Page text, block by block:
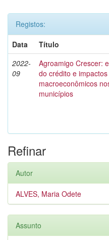
Registos:
Data
Título
2022-
09
Agroamigo Crescer:
do crédito e impactos
macroeconômicos
municípios
Refinar
Autor
ALVES, Maria Odete
Assunto